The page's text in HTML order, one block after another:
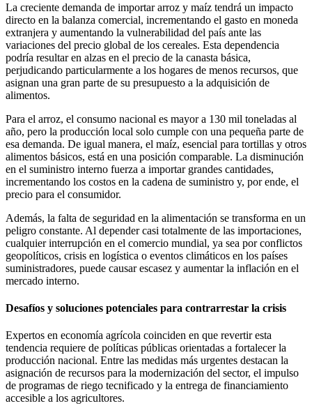
La creciente demanda de importar arroz y maíz tendrá un impacto
directo en la balanza comercial, incrementando el gasto en moneda
extranjera y aumentando la vulnerabilidad del país ante las
variaciones del precio global de los cereales. Esta dependencia
podría resultar en alzas en el precio de la canasta básica,
perjudicando particularmente a los hogares de menos recursos, que
asignan una gran parte de su presupuesto a la adquisición de
alimentos.
Para el arroz, el consumo nacional es mayor a 130 mil toneladas al
año, pero la producción local solo cumple con una pequeña parte de
esa demanda. De igual manera, el maíz, esencial para tortillas y otros
alimentos básicos, está en una posición comparable. La disminución
en el suministro interno fuerza a importar grandes cantidades,
incrementando los costos en la cadena de suministro y, por ende, el
precio para el consumidor.
Además, la falta de seguridad en la alimentación se transforma en un
peligro constante. Al depender casi totalmente de las importaciones,
cualquier interrupción en el comercio mundial, ya sea por conflictos
geopolíticos, crisis en logística o eventos climáticos en los países
suministradores, puede causar escasez y aumentar la inflación en el
mercado interno.
Desafíos y soluciones potenciales para contrarrestar la crisis
Expertos en economía agrícola coinciden en que revertir esta
tendencia requiere de políticas públicas orientadas a fortalecer la
producción nacional. Entre las medidas más urgentes destacan la
asignación de recursos para la modernización del sector, el impulso
de programas de riego tecnificado y la entrega de financiamiento
accesible a los agricultores.